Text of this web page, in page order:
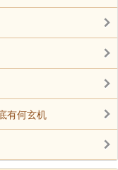
种属性使其在风
家中合理位置摆放
有何玄机